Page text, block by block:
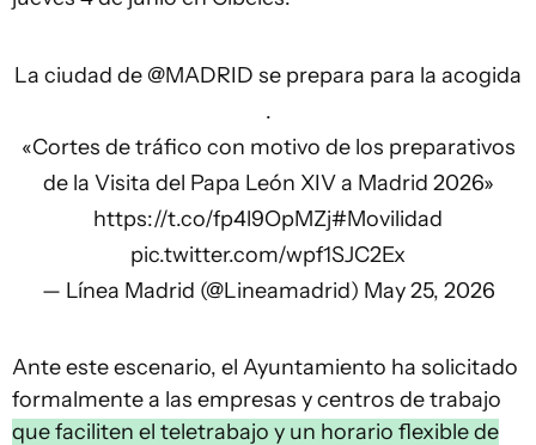
La ciudad de @MADRID se prepara para la acogida
.
«Cortes de tráfico con motivo de los preparativos
de la Visita del Papa León XIV a Madrid 2026»
https://t.co/fp4l9OpMZj#Movilidad
pic.twitter.com/wpf1SJC2Ex
— Línea Madrid (@Lineamadrid) May 25, 2026
Ante este escenario, el Ayuntamiento ha solicitado
formalmente a las empresas y centros de trabajo
que faciliten el teletrabajo y un horario flexible de